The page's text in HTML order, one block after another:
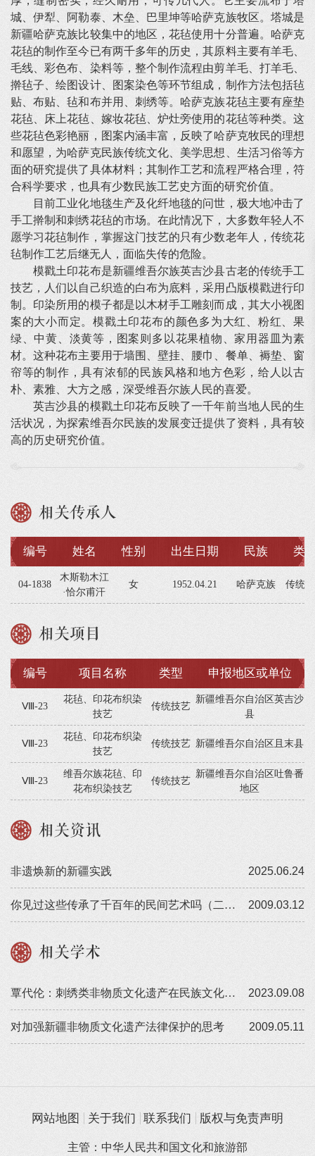
城、伊犁、阿勒泰、木垒、巴里坤等哈萨克族牧区。塔城是
新疆哈萨克族比较集中的地区，花毡使用十分普遍。哈萨克
花毡的制作至今已有两千多年的历史，其原料主要有羊毛、
毛线、彩色布、染料等，整个制作流程由剪羊毛、打羊毛、
擀毡子、绘图设计、图案染色等环节组成，制作方法包括毡
贴、布贴、毡和布并用、刺绣等。哈萨克族花毡主要有座垫
花毡、床上花毡、嫁妆花毡、炉灶旁使用的花毡等种类。这
些花毡色彩艳丽，图案内涵丰富，反映了哈萨克牧民的理想
和愿望，为哈萨克民族传统文化、美学思想、生活习俗等方
面的研究提供了具体材料；其制作工艺和流程严格合理，符
合科学要求，也具有少数民族工艺史方面的研究价值。
目前工业化地毯生产及化纤地毯的问世，极大地冲击了
手工擀制和刺绣花毡的市场。在此情况下，大多数年轻人不
愿学习花毡制作，掌握这门技艺的只有少数老年人，传统花
毡制作工艺后继无人，面临失传的危险。
模戳土印花布是新疆维吾尔族英吉沙县古老的传统手工
技艺，人们以自己织造的白布为底料，采用凸版模戳进行印
制。印染所用的模子都是以木材手工雕刻而成，其大小视图
案的大小而定。模戳土印花布的颜色多为大红、粉红、果
绿、中黄、淡黄等，图案则多以花果植物、家用器皿为素
材。这种花布主要用于墙围、壁挂、腰巾、餐单、褥垫、窗
帘等的制作，具有浓郁的民族风格和地方色彩，给人以古
朴、素雅、大方之感，深受维吾尔族人民的喜爱。
英吉沙县的模戳土印花布反映了一千年前当地人民的生
活状况，为探索维吾尔民族的发展变迁提供了资料，具有较
高的历史研究价值。
相关传承人
编号 姓名 性别 出生日期 民族 类
04-1838
木斯勒木江
·恰尔甫汗
女 1952.04.21 哈萨克族 传统
相关项目
编号 项目名称 类型 申报地区或单位
Ⅷ-23
花毡、印花布织染
技艺
传统技艺
新疆维吾尔自治区英吉沙
县
Ⅷ-23
花毡、印花布织染
技艺
传统技艺 新疆维吾尔自治区且末县
Ⅷ-23
维吾尔族花毡、印
花布织染技艺
传统技艺
新疆维吾尔自治区吐鲁番
地区
相关资讯
2025.06.24
非遗焕新的新疆实践
2009.03.12
你见过这些传承了千百年的民间艺术吗（二十五）
相关学术
2023.09.08
覃代伦：刺绣类非物质文化遗产在民族文化交融中的保护与传承
2009.05.11
对加强新疆非物质文化遗产法律保护的思考
网站地图 关于我们 联系我们 版权与免责声明
主管：中华人民共和国文化和旅游部